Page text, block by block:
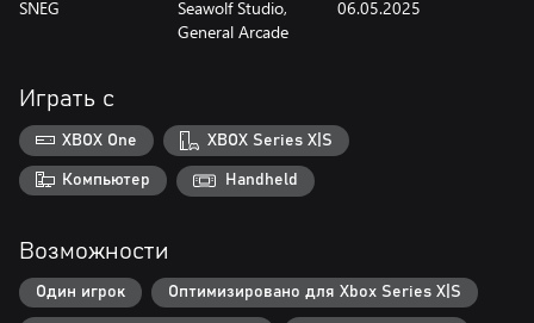
SNEG
Seawolf Studio,
General Arcade
06.05.2025
Играть с
XBOX One XBOX Series X|S
Компьютер Handheld
Возможности
Один игрок Оптимизировано для Xbox Series X|S